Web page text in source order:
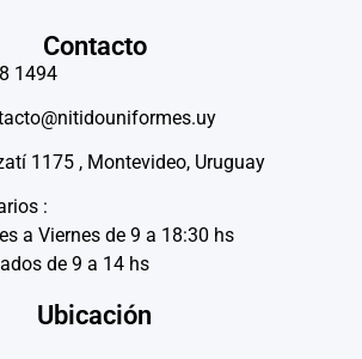
Contacto
1494
1175 , Montevideo, Uruguay
:
a Viernes de 9 a 18:30 hs
de 9 a 14 hs
Ubicación